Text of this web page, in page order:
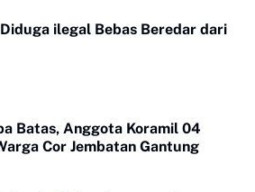
ilegal Bebas Beredar dari
Batas, Anggota Koramil 04
Cor Jembatan Gantung